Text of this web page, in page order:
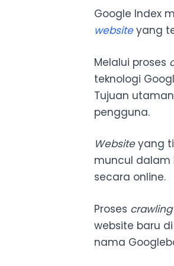
Google Index
websiteyang
Melalui proses
teknologi
Tujuan
pengguna.
Websiteyang
muncul dalam
secara online.
Proses crawling
website baru
nama